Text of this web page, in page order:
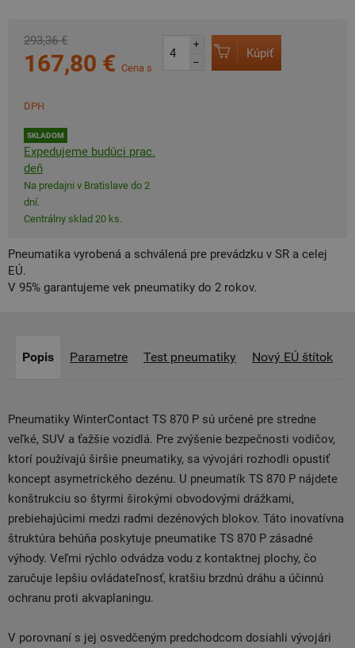
293,36 €
167,80 € Cena s
DPH
SKLADOM
Expedujeme budúci prac.
deň
Na predajni v Bratislave do 2
dní.
Centrálny sklad 20 ks.
+
–
Kúpiť
Pneumatika vyrobená a schválená pre prevádzku v SR a celej
EÚ.
V 95% garantujeme vek pneumatiky do 2 rokov.
Popis Parametre Test pneumatiky Nový EÚ štítok
Pneumatiky WinterContact TS 870 P sú určené pre stredne
veľké, SUV a ťažšie vozidlá. Pre zvýšenie bezpečnosti vodičov,
ktorí používajú širšie pneumatiky, sa vývojári rozhodli opustiť
koncept asymetrického dezénu. U pneumatík TS 870 P nájdete
konštrukciu so štyrmi širokými obvodovými drážkami,
prebiehajúcimi medzi radmi dezénových blokov. Táto inovatívna
štruktúra behúňa poskytuje pneumatike TS 870 P zásadné
výhody. Veľmi rýchlo odvádza vodu z kontaktnej plochy, čo
zaručuje lepšiu ovládateľnosť, kratšiu brzdnú dráhu a účinnú
ochranu proti akvaplaningu.
V porovnaní s jej osvedčeným predchodcom dosiahli vývojári